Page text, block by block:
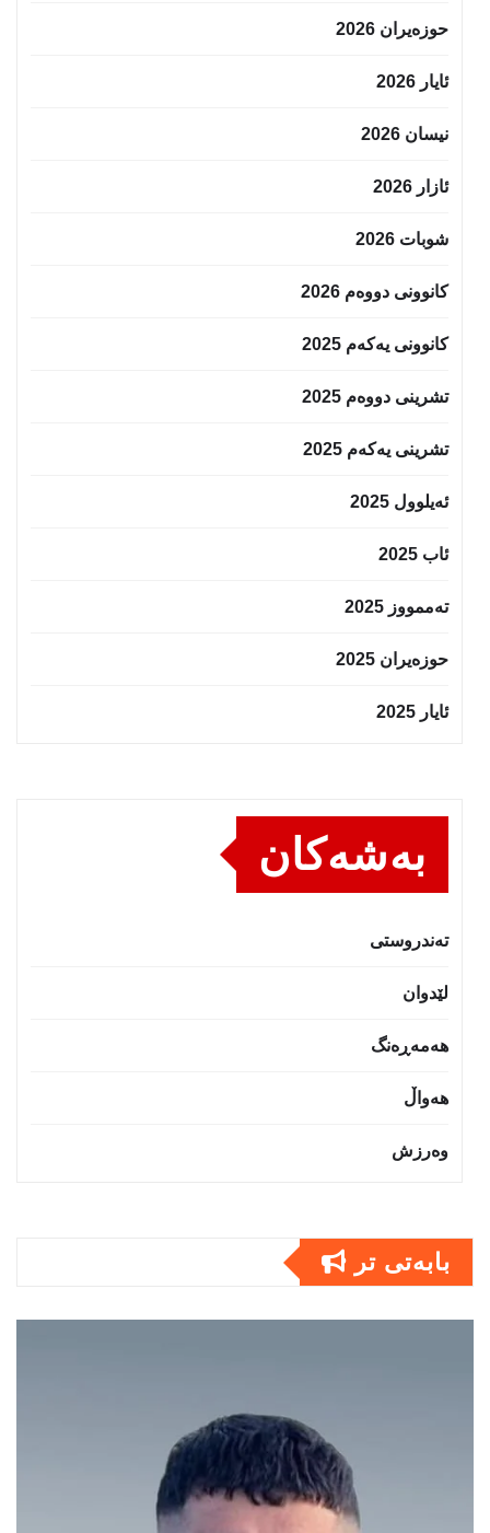
حوزه‌یران 2026
ئایار 2026
نیسان 2026
ئازار 2026
شوبات 2026
کانوونی دووەم 2026
کانوونی یەکەم 2025
تشرینی دووەم 2025
تشرینی یەکەم 2025
ئەیلوول 2025
ئاب 2025
تەممووز 2025
حوزه‌یران 2025
ئایار 2025
بەشەکان
تەندروستى
لێدوان
هەمەڕەنگ
هەواڵ
وەرزش
بابەتى تر